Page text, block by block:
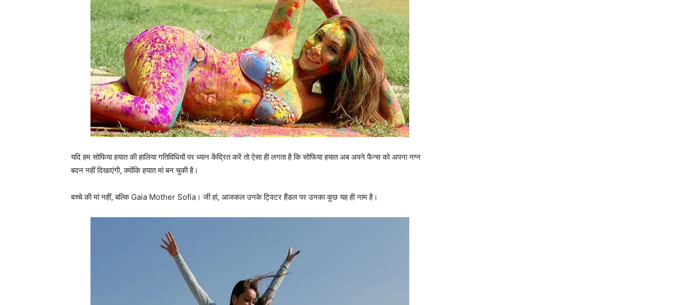
यदि हम सोफिया हयात की हालिया गतिविधियों पर ध्‍यान केंद्रित करें तो ऐसा ही लगता है कि सोफिया हयात अब अपने फैन्‍स को अपना नग्‍न
बदन नहीं दिखाएंगी, क्‍योंकि हयात मां बन चुकी है।
बच्‍चे की मां नहीं, बल्‍कि Gaia Mother Sofia। जी हां, आजकल उनके ट्विटर हैंडल पर उनका कुछ यह ही नाम है।